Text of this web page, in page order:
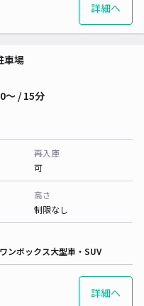
詳細へ
車場
〜 / 15分
再入庫
可
高さ
制限なし
ワンボックス大型車・SUV
詳細へ